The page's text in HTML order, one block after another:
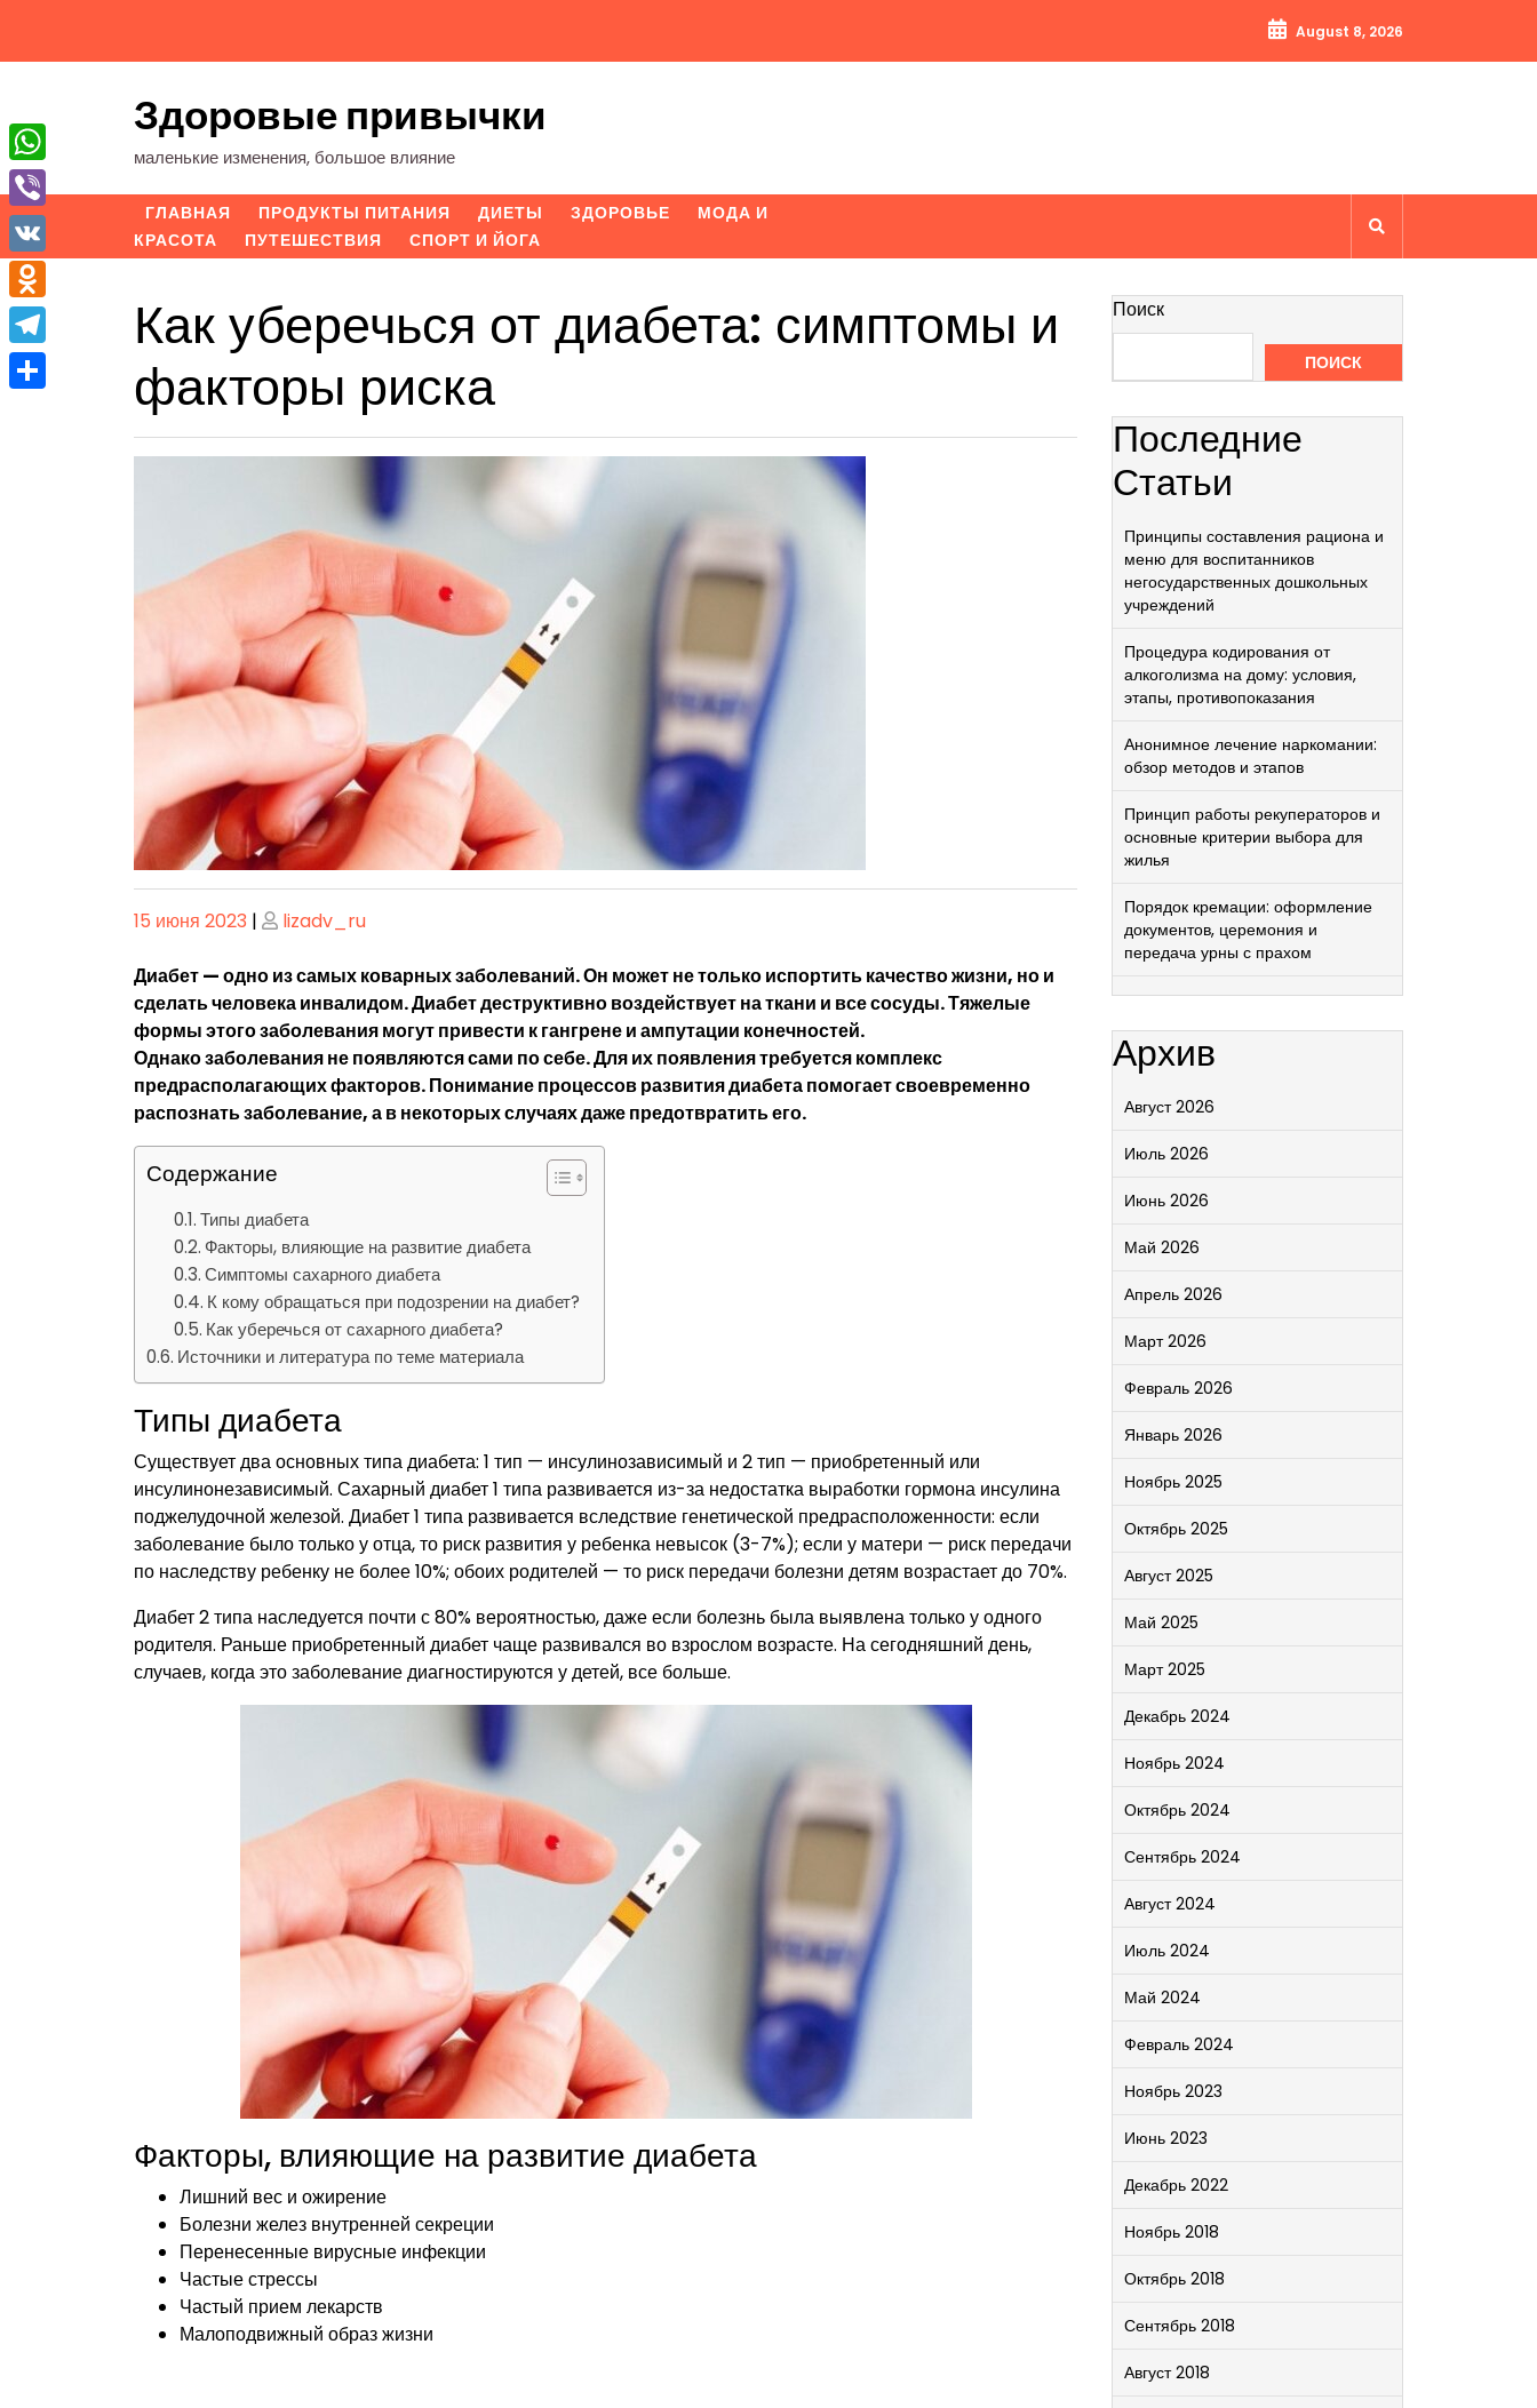
содержимому
August 8, 2026
Здоровые привычки
маленькие изменения, большое влияние
ГЛАВНАЯ ПРОДУКТЫ ПИТАНИЯ ДИЕТЫ ЗДОРОВЬЕ
МОДА И
КРАСОТА
ПУТЕШЕСТВИЯ СПОРТ И ЙОГА
Как уберечься от диабета: симптомы и
факторы риска
Опубликовано
15 июня 2023 | Опубликовано
lizadv_ru
Диабет — одно из самых коварных заболеваний. Он может не только испортить качество жизни, но и
сделать человека инвалидом. Диабет деструктивно воздействует на ткани и все сосуды. Тяжелые
формы этого заболевания могут привести к гангрене и ампутации конечностей.
Однако заболевания не появляются сами по себе. Для их появления требуется комплекс
предрасполагающих факторов. Понимание процессов развития диабета помогает своевременно
распознать заболевание, а в некоторых случаях даже предотвратить его.
Содержание
Типы диабета
Факторы, влияющие на развитие диабета
Симптомы сахарного диабета
К кому обращаться при подозрении на диабет?
Как уберечься от сахарного диабета?
Источники и литература по теме материала
Типы диабета
Существует два основных типа диабета: 1 тип — инсулинозависимый и 2 тип — приобретенный или
инсулинонезависимый. Сахарный диабет 1 типа развивается из-за недостатка выработки гормона инсулина
поджелудочной железой. Диабет 1 типа развивается вследствие генетической предрасположенности: если
заболевание было только у отца, то риск развития у ребенка невысок (3-7%); если у матери — риск передачи
по наследству ребенку не более 10%; обоих родителей — то риск передачи болезни детям возрастает до 70%.
Диабет 2 типа наследуется почти с 80% вероятностью, даже если болезнь была выявлена только у одного
родителя. Раньше приобретенный диабет чаще развивался во взрослом возрасте. На сегодняшний день,
случаев, когда это заболевание диагностируются у детей, все больше.
Факторы, влияющие на развитие диабета
Лишний вес и ожирение
Болезни желез внутренней секреции
Перенесенные вирусные инфекции
Частые стрессы
Частый прием лекарств
Малоподвижный образ жизни
Поиск
ПОИСК
Последние
Статьи
Принципы составления рациона и
меню для воспитанников
негосударственных дошкольных
учреждений
Процедура кодирования от
алкоголизма на дому: условия,
этапы, противопоказания
Анонимное лечение наркомании:
обзор методов и этапов
Принцип работы рекуператоров и
основные критерии выбора для
жилья
Порядок кремации: оформление
документов, церемония и
передача урны с прахом
Архив
Август 2026
Июль 2026
Июнь 2026
Май 2026
Апрель 2026
Март 2026
Февраль 2026
Январь 2026
Ноябрь 2025
Октябрь 2025
Август 2025
Май 2025
Март 2025
Декабрь 2024
Ноябрь 2024
Октябрь 2024
Сентябрь 2024
Август 2024
Июль 2024
Май 2024
Февраль 2024
Ноябрь 2023
Июнь 2023
Декабрь 2022
Ноябрь 2018
Октябрь 2018
Сентябрь 2018
Август 2018
WhatsApp
Viber
VK
Odnoklassniki
Telegram